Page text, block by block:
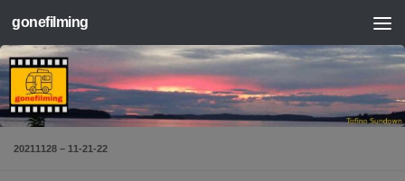
Zum Inhalt springen
gonefilming
20211128 – 11-21-22